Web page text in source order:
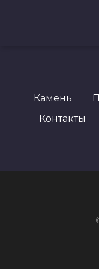
Камень
Контакты